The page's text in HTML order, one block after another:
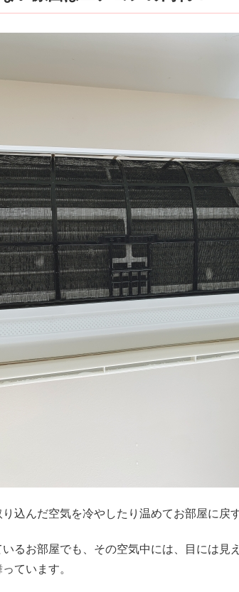
込んだ空気を冷やしたり温めてお部屋に戻
るお部屋でも、その空気中には、目には見
ています。